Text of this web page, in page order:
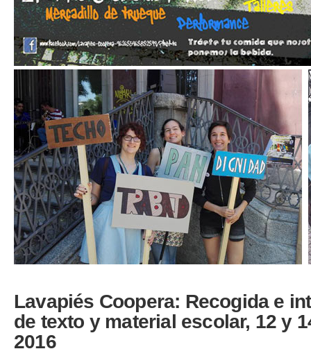
Lavapiés Coopera: Recogida e
de texto y material escolar, 12 y
2016